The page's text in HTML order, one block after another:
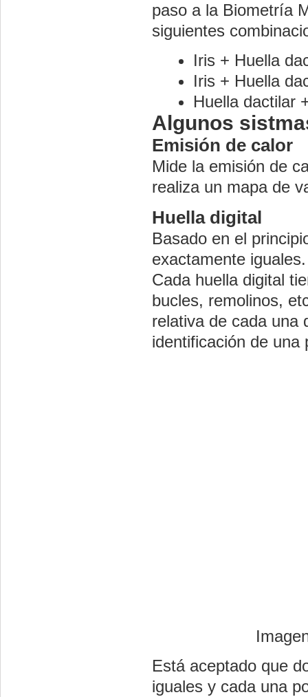
paso a la Biometría
siguientes
Iris + Huella
Iris + Huella
Huella dactilar
Algunos
Emisión de calor
Mide la emisión de
realiza un mapa de
Huella digital
Basado en el
exactamente
Cada huella digital
bucles, remolinos,
relativa de cada una
identificación de una
Está aceptado que
iguales y cada una